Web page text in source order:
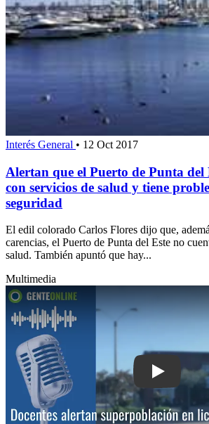
Interés General • 12 Oct 2017
Alertan que el Puerto de Punta del
con servicios de salud y tiene
seguridad
El edil colorado Carlos Flores dijo que,
carencias, el Puerto de Punta del Este no
salud. También apuntó que hay...
Multimedia
Play: